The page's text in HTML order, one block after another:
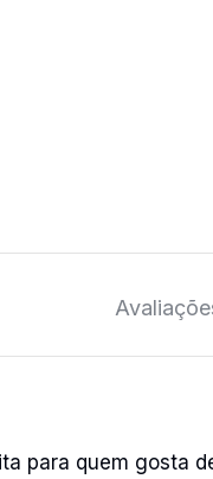
para quem gosta